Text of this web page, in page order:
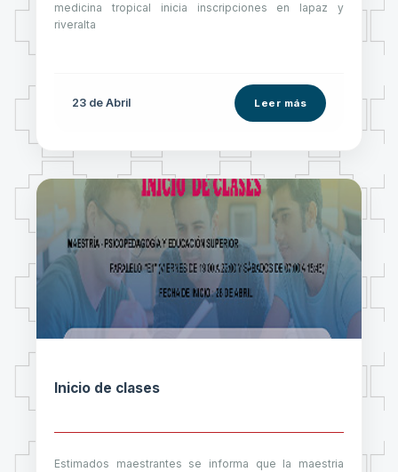
medicina tropical inicia inscripciones en lapaz y
riveralta
23 de Abril Leer más
Inicio de clases
Estimados maestrantes se informa que la maestria